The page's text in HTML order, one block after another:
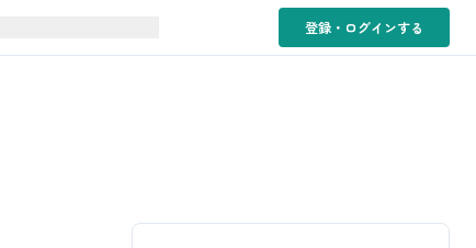
登録・ログインする